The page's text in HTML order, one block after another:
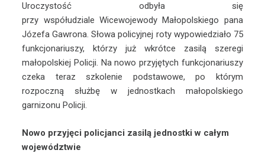
Uroczystość odbyła się
przy współudziale Wicewojewody Małopolskiego pana
Józefa Gawrona. Słowa policyjnej roty wypowiedziało 75
funkcjonariuszy, którzy już wkrótce zasilą szeregi
małopolskiej Policji. Na nowo przyjętych funkcjonariuszy
czeka teraz szkolenie podstawowe, po którym
rozpoczną służbę w jednostkach małopolskiego
garnizonu Policji.
Nowo przyjęci policjanci zasilą jednostki w całym
województwie